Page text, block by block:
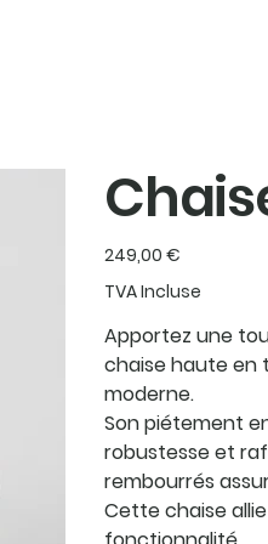
Prix
249,00 €
TVA Incluse
Apportez une
chaise haute en
moderne.
Son piétement
robustesse et
rembourrés
Cette chaise